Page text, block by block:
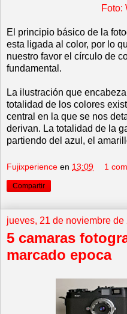
Foto:
El principio básico de la
esta ligada al color, por lo
nuestro favor el círculo de
fundamental.
La ilustración que
totalidad de los colores
central en la que se nos
derivan. La totalidad de la
partiendo del azul, el
Fujixperience en 13:09 1
Compartir
jueves, 21 de noviembre de
5 camaras
marcado epoca